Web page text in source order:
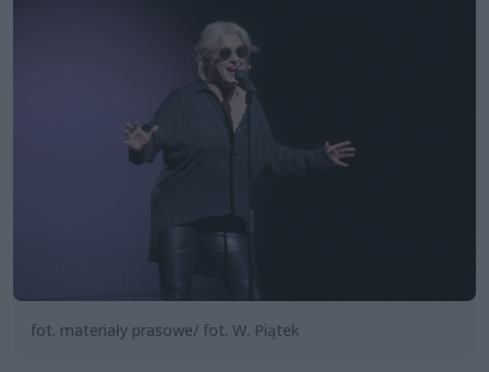
fot. materiały prasowe/ fot. W. Piątek